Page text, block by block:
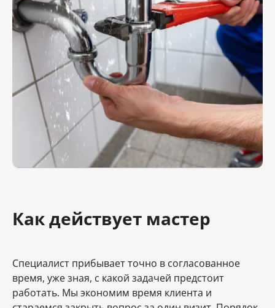
Как действует мастер
Специалист прибывает точно в согласованное
время, уже зная, с какой задачей предстоит
работать. Мы экономим время клиента и